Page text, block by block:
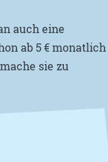
auch eine
ab 5 € monatlich
sie zu